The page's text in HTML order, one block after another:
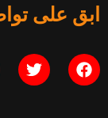
يوليو 16, 2026
ابق على